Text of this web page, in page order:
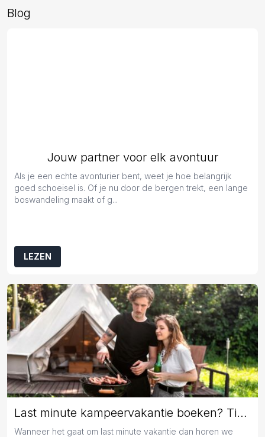
Blog
Jouw partner voor elk avontuur
Als je een echte avonturier bent, weet je hoe belangrijk
goed schoeisel is. Of je nu door de bergen trekt, een lange
boswandeling maakt of g...
LEZEN
Last minute kampeervakantie boeken? Tips en tricks!
Wanneer het gaat om last minute vakantie dan horen we